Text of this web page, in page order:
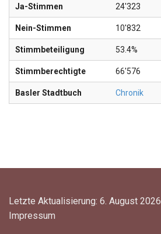
Ja-Stimmen 24'323
Nein-Stimmen 10'832
Stimmbeteiligung 53.4%
Stimmberechtigte 66'576
Basler Stadtbuch Chronik
Letzte Aktualisierung: 6. August 2026
Impressum